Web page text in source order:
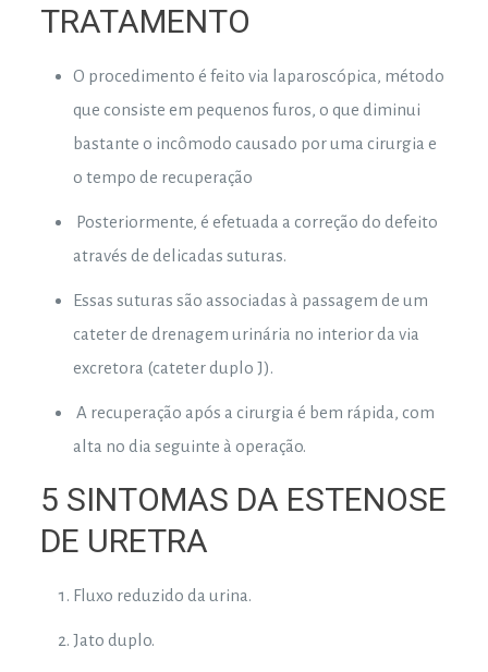
TRATAMENTO
O procedimento é feito via laparoscópica, método
que consiste em pequenos furos, o que diminui
bastante o incômodo causado por uma cirurgia e
o tempo de recuperação
Posteriormente, é efetuada a correção do defeito
através de delicadas suturas.
Essas suturas são associadas à passagem de um
cateter de drenagem urinária no interior da via
excretora (cateter duplo J).
A recuperação após a cirurgia é bem rápida, com
alta no dia seguinte à operação.
5 SINTOMAS DA ESTENOSE
DE URETRA
Fluxo reduzido da urina.
Jato duplo.